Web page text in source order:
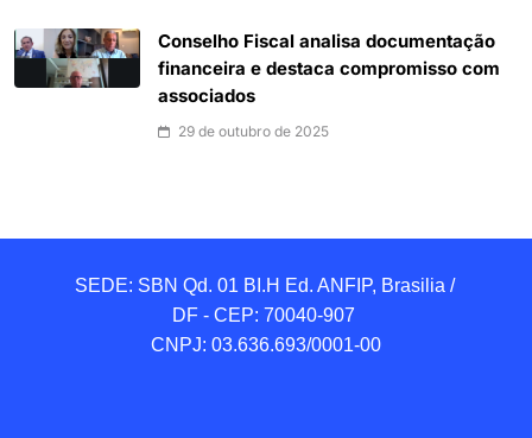
Conselho Fiscal analisa documentação
financeira e destaca compromisso com
associados
29 de outubro de 2025
SEDE: SBN Qd. 01 BI.H Ed. ANFIP, Brasilia /
DF - CEP: 70040-907
CNPJ: 03.636.693/0001-00